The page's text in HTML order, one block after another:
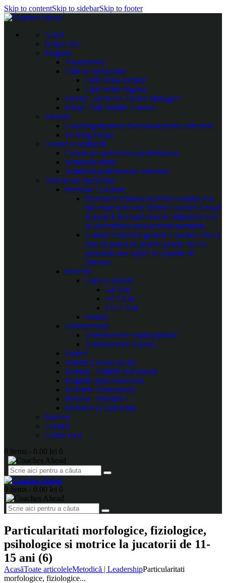
Skip to contentSkip to sidebarSkip to footer
Acasă
Despre noi
Magazin
Abonamente
Cărți de specialitate
Cărți limba română
Cărți limba engleza
Licențe „Software Tactics Manager”
Planșe, folii Taktifol Football
Servicii
Coaching-mentorat individual pentru antrenori
Training camps
Cursuri și seminarii
Cursuri de specializare profesională
Seminarii online
Seminarii perfecționare antrenori
Articole de specialitate
Premium / Gratuite
PremiumSecțiunea Premium conține cea
mai mare parte din librăria Coaches Ahead
și poate fi accesată doar de utilizatorii care
au achiziționat abonamentul premium.
GratuiteArticolele gratuite Coaches Ahead
sunt un punct de pornire pentru fiecare
persoană care aspiră la o poziție de
antrenor.
Exerciții
Copii și juniori
5-8 Ani
9-13 Ani
14-17 Ani
Seniori
Antrenamente
Antrenamente copii și juniori
Antrenamente Seniori
Tactică
Sisteme | Trasee de joc
Tehnică | Abilități individuale
Pregătire presezon/sezon
Secretele Antrenorului
Portarul | Numărul 1
Metodică | Leadership
Podcast
Contact
Contul meu
0 items - 0.00 lei 0
0 items - 0.00 lei 0
Particularitati morfologice, fiziologice,
psihologice si motrice la jucatorii de 11-
15 ani (6)
AcasăToate articoleleMetodică | LeadershipParticularitati
morfologice, fiziologice...